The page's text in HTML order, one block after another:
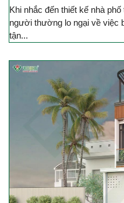
Khi nhắc đến thiết kế nhà
người thường lo ngại về việc
tận...